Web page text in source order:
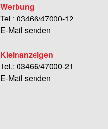
Werbung
Tel.: 03466/47000-12
E-Mail senden
Kleinanzeigen
Tel.: 03466/47000-21
E-Mail senden